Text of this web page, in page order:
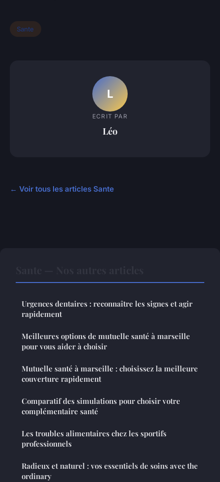
Sante
L
ECRIT PAR
Léo
← Voir tous les articles Sante
Urgences dentaires : reconnaître les signes et agir
rapidement
Meilleures options de mutuelle santé à marseille
pour vous aider à choisir
Mutuelle santé à marseille : choisissez la meilleure
couverture rapidement
Comparatif des simulations pour choisir votre
complémentaire santé
Les troubles alimentaires chez les sportifs
professionnels
Radieux et naturel : vos essentiels de soins avec the
ordinary